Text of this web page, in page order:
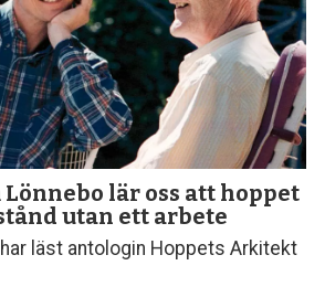
lär oss att hoppet
utan ett arbete
läst antologin Hoppets Arkitekt